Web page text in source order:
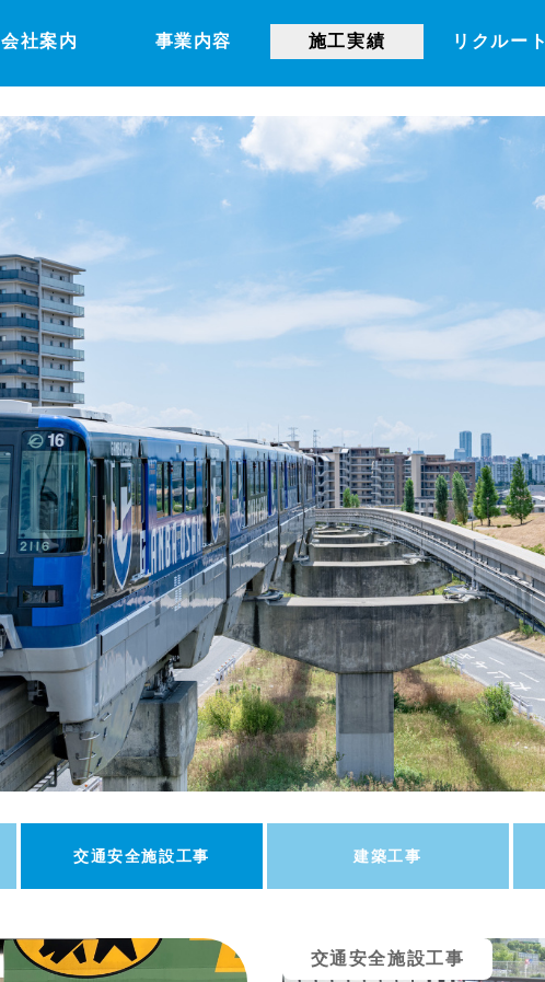
会社案内 事業内容 施工実績 リクルート
交通安全施設工事 建築工事
交通安全施設工事